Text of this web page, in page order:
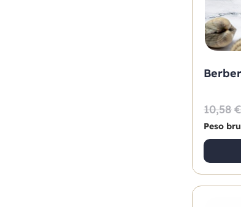
10,58€
Peso